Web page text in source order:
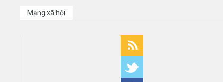
Mạng xã hội